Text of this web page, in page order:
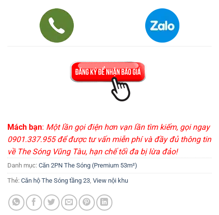
Mách bạn: Một lần gọi điện hơn vạn lần tìm kiếm, gọi ngay
0901.337.955 để được tư vấn miễn phí và đầy đủ thông tin
về The Sóng Vũng Tàu, hạn chế tối đa bị lừa đảo!
Danh mục: Căn 2PN The Sóng (Premium 53m²)
Thẻ: Căn hộ The Sóng tầng 23 View nội khu